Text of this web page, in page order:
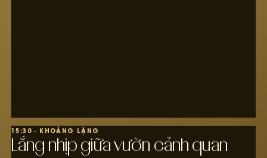
15:30 · KHOẢNG LẶNG
Lắng nhịp giữa vườn cảnh quan